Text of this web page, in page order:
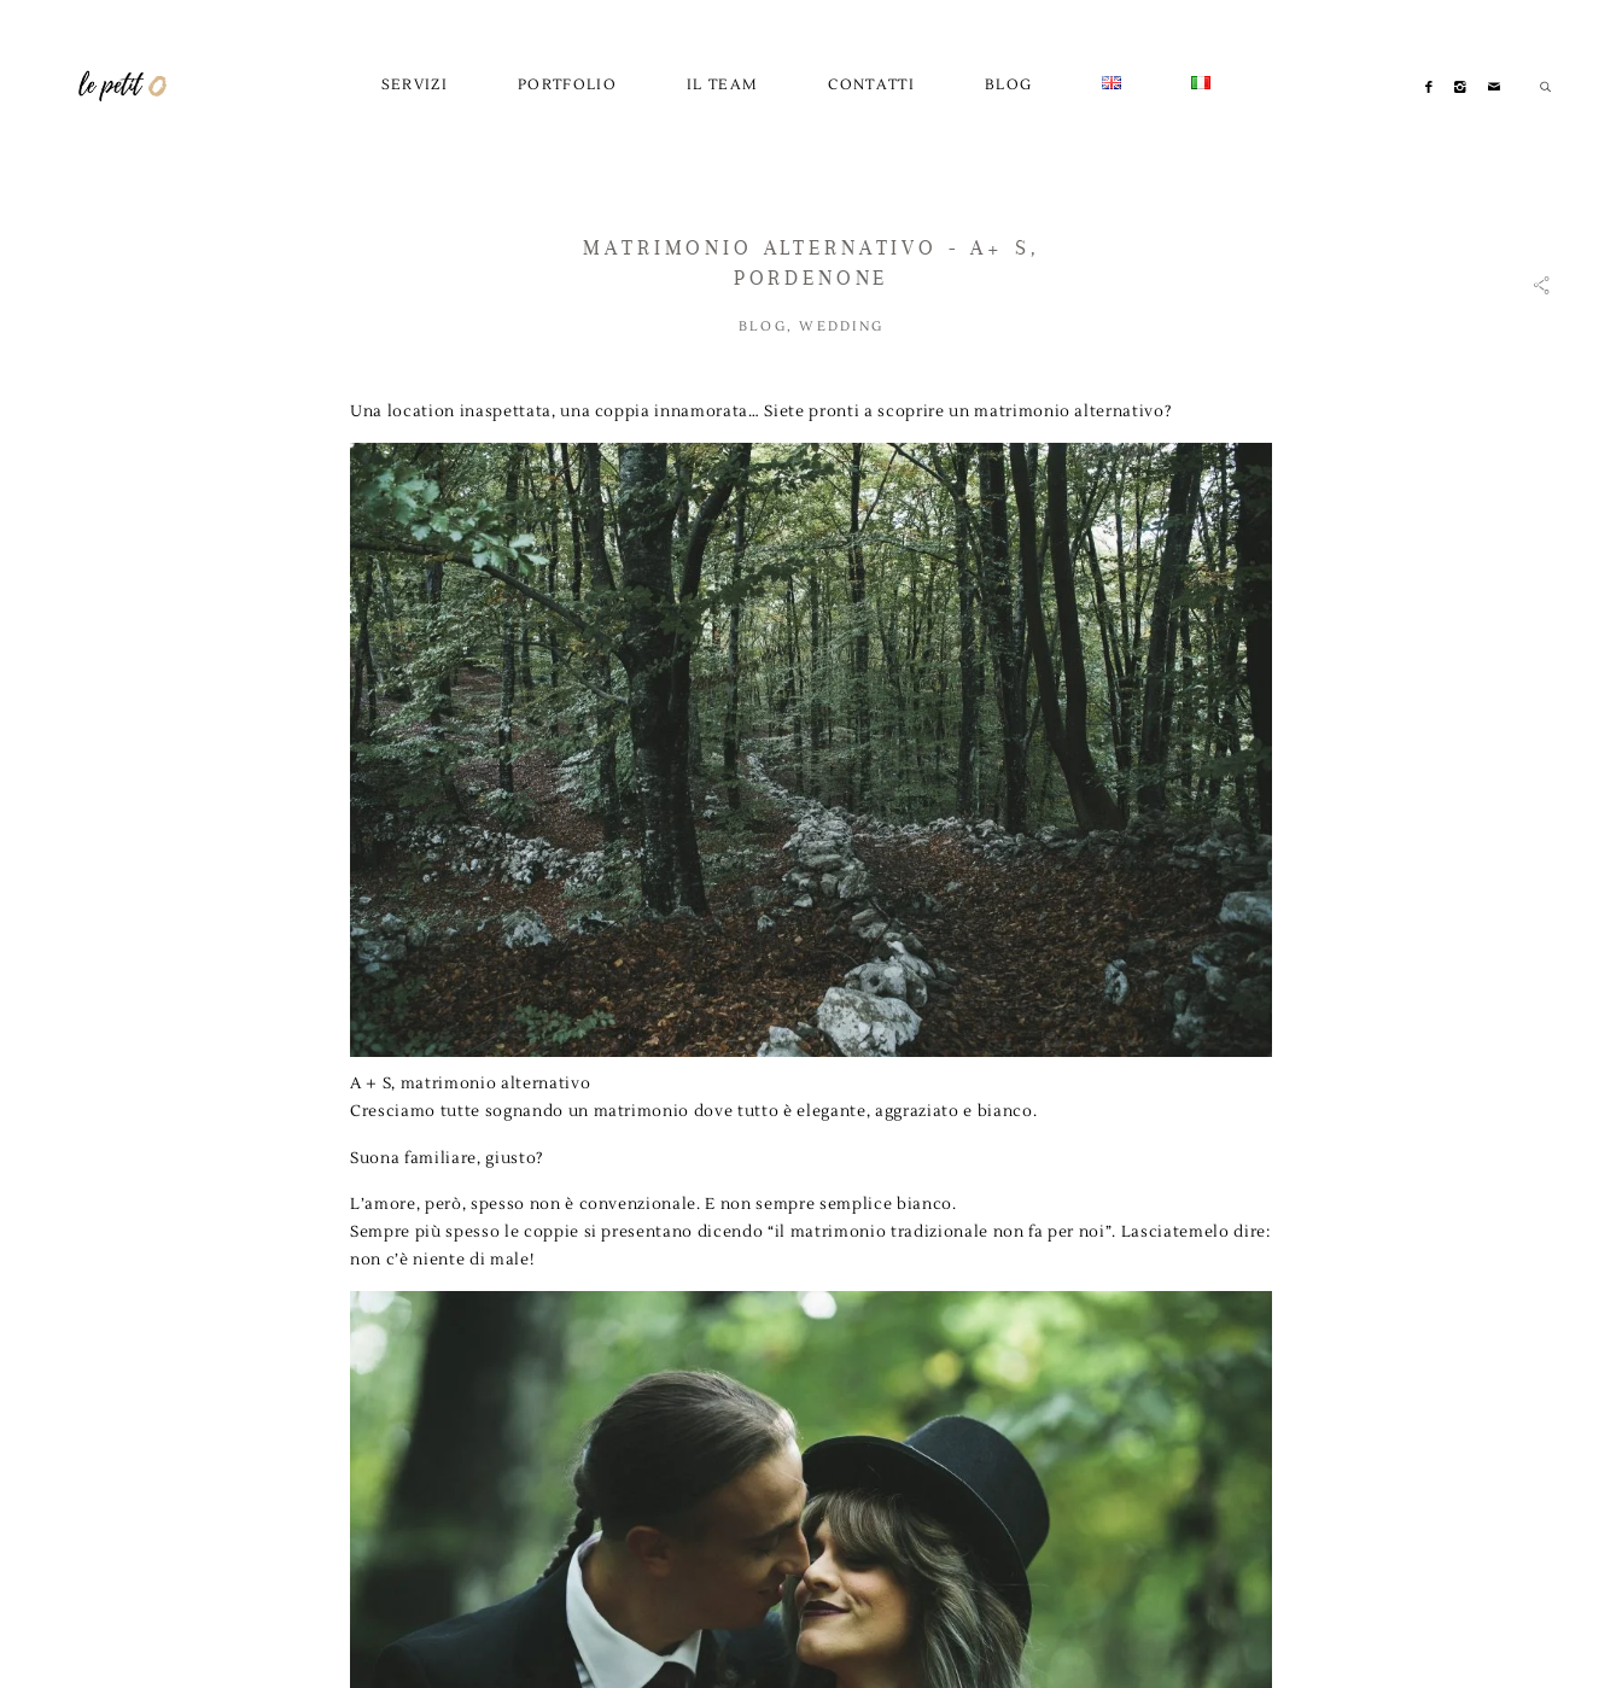
SERVIZI PORTFOLIO IL TEAM CONTATTI BLOG
MATRIMONIO ALTERNATIVO - A+ S,
PORDENONE
BLOG,WEDDING
Una location inaspettata, una coppia innamorata… Siete pronti a scoprire un matrimonio alternativo?
A + S, matrimonio alternativo
Cresciamo tutte sognando un matrimonio dove tutto è elegante, aggraziato e bianco.
Suona familiare, giusto?
L’amore, però, spesso non è convenzionale. E non sempre semplice bianco.
Sempre più spesso le coppie si presentano dicendo “il matrimonio tradizionale non fa per noi”. Lasciatemelo dire:
non c’è niente di male!